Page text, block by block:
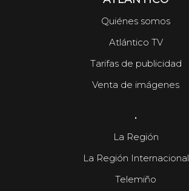
Quiénes somos
Atlántico TV
Tarifas de publicidad
Venta de imágenes
.
La Región
La Región Internacional
Telemiño